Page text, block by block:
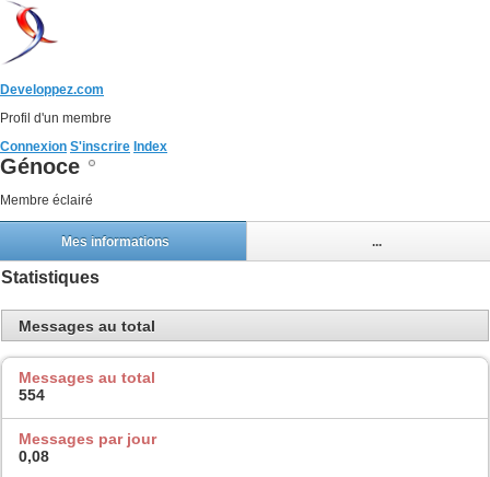
Developpez.com
Profil d'un membre
Connexion S'inscrire Index
Génoce
Membre éclairé
Mes informations ...
Statistiques
Messages au total
Messages au total
554
Messages par jour
0,08